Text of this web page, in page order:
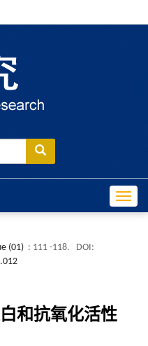
(01) : 111 -118.
DOI:
和抗氧化活性